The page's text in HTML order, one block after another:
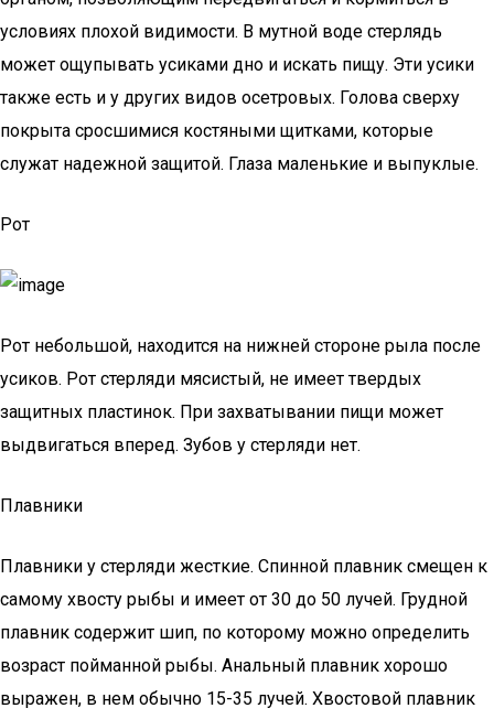
условиях плохой видимости. В мутной воде стерлядь
может ощупывать усиками дно и искать пищу. Эти усики
также есть и у других видов осетровых. Голова сверху
покрыта сросшимися костяными щитками, которые
служат надежной защитой. Глаза маленькие и выпуклые.
Рот
Рот небольшой, находится на нижней стороне рыла после
усиков. Рот стерляди мясистый, не имеет твердых
защитных пластинок. При захватывании пищи может
выдвигаться вперед. Зубов у стерляди нет.
Плавники
Плавники у стерляди жесткие. Спинной плавник смещен к
самому хвосту рыбы и имеет от 30 до 50 лучей. Грудной
плавник содержит шип, по которому можно определить
возраст пойманной рыбы. Анальный плавник хорошо
выражен, в нем обычно 15-35 лучей. Хвостовой плавник